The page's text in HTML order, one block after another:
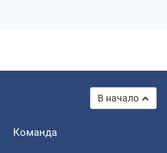
В начало
Команда